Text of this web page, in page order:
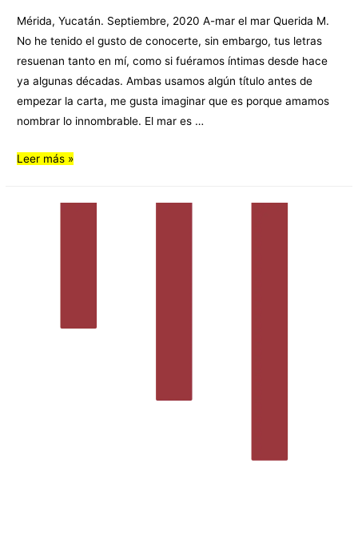
Mérida, Yucatán. Septiembre, 2020 A-mar el mar Querida M.
No he tenido el gusto de conocerte, sin embargo, tus letras
resuenan tanto en mí, como si fuéramos íntimas desde hace
ya algunas décadas. Ambas usamos algún título antes de
empezar la carta, me gusta imaginar que es porque amamos
nombrar lo innombrable. El mar es …
Leer más »